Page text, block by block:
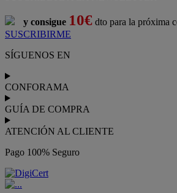
y consigue 10€ dto para la próxima
SUSCRIBIRME
SÍGUENOS EN
CONFORAMA
GUÍA DE COMPRA
ATENCIÓN AL CLIENTE
Pago 100% Seguro